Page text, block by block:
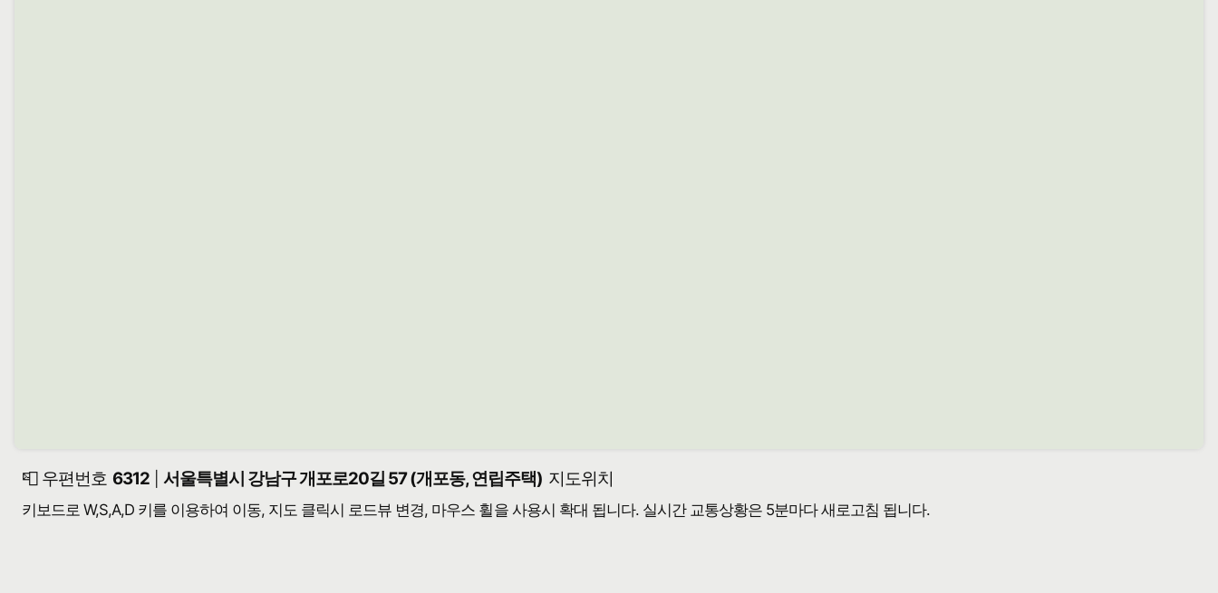
📮 우편번호 6312 서울특별시 강남구 개포로20길 57 (개포동, 연립주택) 지도위치
키보드로 W,S,A,D 키를 이용하여 이동, 지도 클릭시 로드뷰 변경, 마우스 휠을 사용시 확대 됩니다. 실시간 교통상황은 5분마다 새로고침 됩니다.